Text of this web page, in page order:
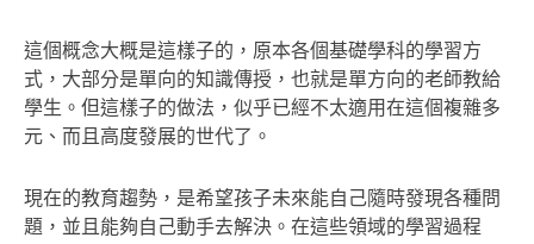
這個概念大概是這樣子的，原本各個基礎學科的學習方
式，大部分是單向的知識傳授，也就是單方向的老師教給
學生。但這樣子的做法，似乎已經不太適用在這個複雜多
元、而且高度發展的世代了。
現在的教育趨勢，是希望孩子未來能自己隨時發現各種問
題，並且能夠自己動手去解決。在這些領域的學習過程